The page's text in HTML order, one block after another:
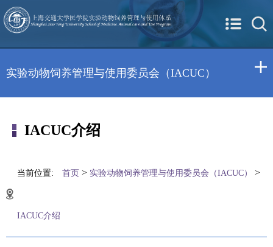
实验动物饲养管理与使用委员会（IACUC）
IACUC介绍
当前位置: 首页 > 实验动物饲养管理与使用委员会（IACUC） >
IACUC介绍